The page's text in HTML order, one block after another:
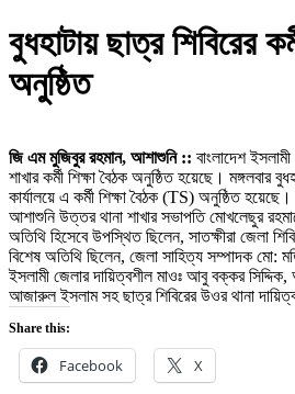
বুধহাটায় ছাত্র শিবিরের
অনুষ্ঠিত
জি এম মুজিবুর রহমান, আশাশুনি :: বাংলাদেশ
শাখার কর্মী শিক্ষা বৈঠক অনুষ্ঠিত হয়েছে। মঙ্গলবার
কার্যালয়ে এ কর্মী শিক্ষা বৈঠক (TS) অনুষ্ঠিত হয়েছে।
আশাশুনি উত্তর থানা শাখার সভাপতি মোখলেছুর
অতিথি হিসেবে উপস্থিত ছিলেন, সাতক্ষীরা জেলা
বিশেষ অতিথি ছিলেন, জেলা সাহিত্য সম্পাদক মো:
ইসলামী জেলার দায়িত্বশীল মাওঃ আবু বক্কর সিদ্দিক,
আজারুল ইসলাম সহ ছাত্র শিবিরের উওর থানা
Share this:
Facebook X